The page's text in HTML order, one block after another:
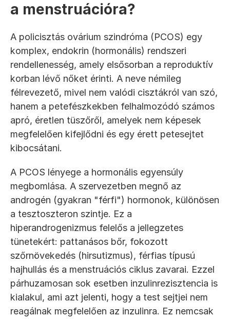
a menstruációra?
A policisztás ovárium szindróma (PCOS) egy
komplex, endokrin (hormonális) rendszeri
rendellenesség, amely elsősorban a reproduktív
korban lévő nőket érinti. A neve némileg
félrevezető, mivel nem valódi cisztákról van szó,
hanem a petefészkekben felhalmozódó számos
apró, éretlen tüszőről, amelyek nem képesek
megfelelően kifejlődni és egy érett petesejtet
kibocsátani.
A PCOS lényege a hormonális egyensúly
megbomlása. A szervezetben megnő az
androgén (gyakran "férfi") hormonok, különösen
a tesztoszteron szintje. Ez a
hiperandrogenizmus felelős a jellegzetes
tünetekért: pattanásos bőr, fokozott
szőrnövekedés (hirsutizmus), férfias típusú
hajhullás és a menstruációs ciklus zavarai. Ezzel
párhuzamosan sok esetben inzulinrezisztencia is
kialakul, ami azt jelenti, hogy a test sejtjei nem
reagálnak megfelelően az inzulinra. Ez nemcsak